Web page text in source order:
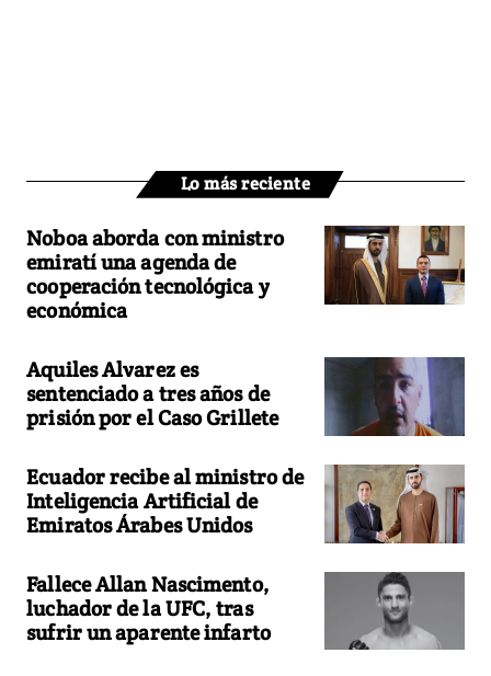
Lo más reciente
Noboa aborda con ministro
emiratí una agenda de
cooperación tecnológica y
económica
Aquiles Alvarez es
sentenciado a tres años de
prisión por el Caso Grillete
Ecuador recibe al ministro de
Inteligencia Artificial de
Emiratos Árabes Unidos
Fallece Allan Nascimento,
luchador de la UFC, tras
sufrir un aparente infarto